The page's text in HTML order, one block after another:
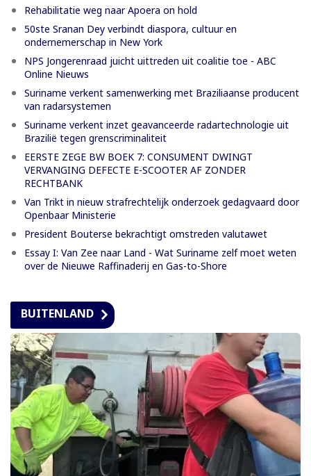
Rehabilitatie weg naar Apoera on hold
50ste Sranan Dey verbindt diaspora, cultuur en
ondernemerschap in New York
NPS Jongerenraad juicht uittreden uit coalitie toe - ABC
Online Nieuws
Suriname verkent samenwerking met Braziliaanse producent
van radarsystemen
Suriname verkent inzet geavanceerde radartechnologie uit
Brazilië tegen grenscriminaliteit
EERSTE ZEGE BW BOEK 7: CONSUMENT DWINGT
VERVANGING DEFECTE E-SCOOTER AF ZONDER
RECHTBANK
Van Trikt in nieuw strafrechtelijk onderzoek gedagvaard door
Openbaar Ministerie
President Bouterse bekrachtigt omstreden valutawet
Essay I: Van Zee naar Land - Wat Suriname zelf moet weten
over de Nieuwe Raffinaderij en Gas-to-Shore
BUITENLAND